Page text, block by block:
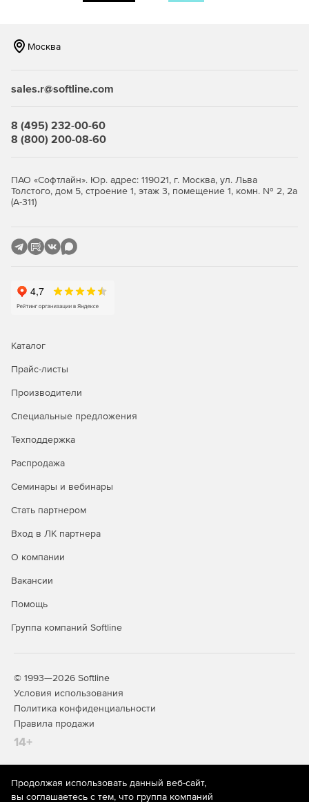
системами через открытый формат IFC.
Режим оффлайн-работы.
Pilot-BIM решает задачи
модели на базе разных CAD-систем.
Анализ модели на коллизии.
инженерно-техническую и организационно-
Быстрый и удобный обмен информацией.
Сравнение версий.
Генерация замечаний к BIM-объектам, ведение
переписки с коллегами.
по доступной цене.
Москва
sales.r@softline.com
8 (495) 232-00-60
8 (800) 200-08-60
ПАО «Софтлайн». Юр. адрес: 119021, г. Москва, ул. Льва
Толстого, дом 5, строение 1, этаж 3, помещение 1, комн. № 2, 2а
(А-311)
Каталог
Прайс-листы
Производители
Специальные предложения
Техподдержка
Распродажа
Семинары и вебинары
Стать партнером
Вход в ЛК партнера
О компании
Вакансии
Помощь
Группа компаний Softline
© 1993—2026 Softline
Условия использования
Политика конфиденциальности
Правила продажи
14+
На информационном ресурсе store.softline.ru применяются
Продолжая использовать данный веб-сайт,
вы соглашаетесь с тем, что группа компаний